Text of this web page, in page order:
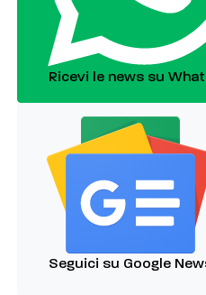
Ricevi le news su
Seguici su Google